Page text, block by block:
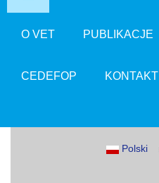
O VET PUBLIKACJE
CEDEFOP KONTAKT
Polski